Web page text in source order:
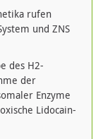
rufen
und ZNS
des H2-
der
Enzyme
Lidocain-